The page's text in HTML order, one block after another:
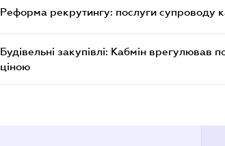
Реформа рекрутингу: послуги супроводу
Будівельні закупівлі: Кабмін врегулював
ціною